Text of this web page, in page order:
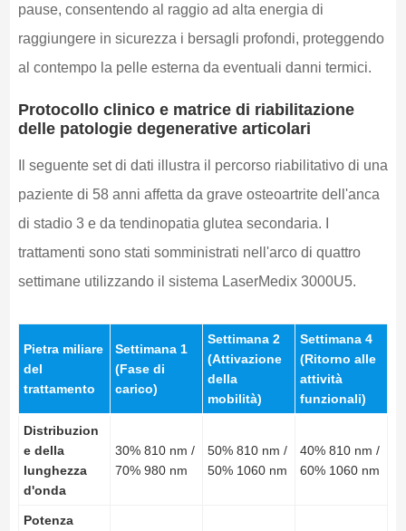
pause, consentendo al raggio ad alta energia di
raggiungere in sicurezza i bersagli profondi, proteggendo
al contempo la pelle esterna da eventuali danni termici.
Protocollo clinico e matrice di riabilitazione
delle patologie degenerative articolari
Il seguente set di dati illustra il percorso riabilitativo di una
paziente di 58 anni affetta da grave osteoartrite dell'anca
di stadio 3 e da tendinopatia glutea secondaria. I
trattamenti sono stati somministrati nell'arco di quattro
settimane utilizzando il sistema LaserMedix 3000U5.
Pietra miliare
del
trattamento
Settimana 1
(Fase di
carico)
Settimana 2
(Attivazione
della
mobilità)
Settimana 4
(Ritorno alle
attività
funzionali)
Distribuzion
e della
lunghezza
d'onda
30% 810 nm /
70% 980 nm
50% 810 nm /
50% 1060 nm
40% 810 nm /
60% 1060 nm
Potenza